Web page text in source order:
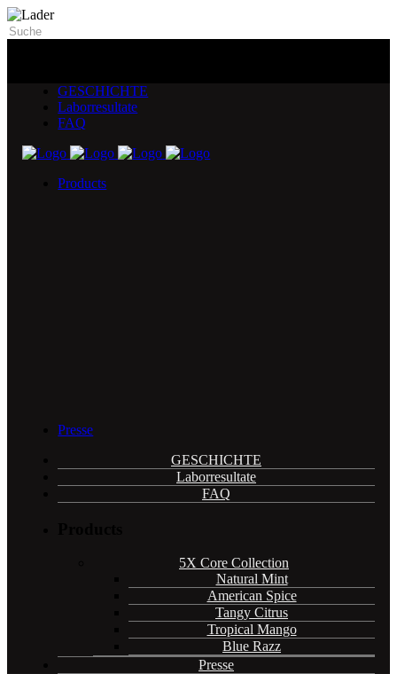
GESCHICHTE
Laborresultate
FAQ
Products
Presse
GESCHICHTE
Laborresultate
FAQ
5X Core Collection
Natural Mint
American Spice
Tangy Citrus
Tropical Mango
Blue Razz
Presse